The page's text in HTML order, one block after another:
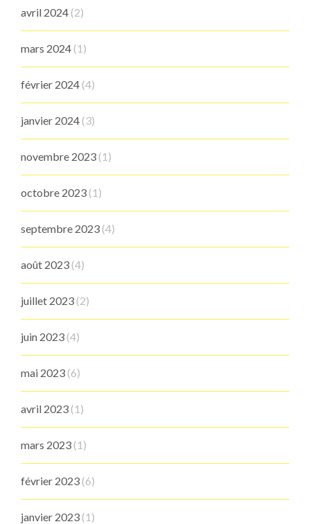
avril 2024 (2)
mars 2024 (1)
février 2024 (4)
janvier 2024 (3)
novembre 2023 (1)
octobre 2023 (1)
septembre 2023 (4)
août 2023 (4)
juillet 2023 (2)
juin 2023 (4)
mai 2023 (6)
avril 2023 (1)
mars 2023 (1)
février 2023 (6)
janvier 2023 (1)